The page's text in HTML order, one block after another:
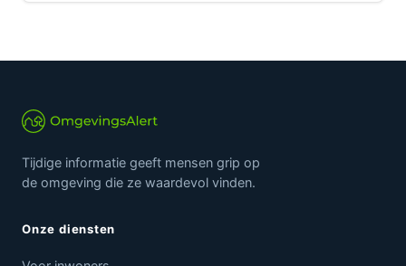
Tijdige informatie geeft mensen grip op
de omgeving die ze waardevol vinden.
Onze diensten